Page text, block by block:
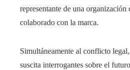
representante de una organización
colaborado con la marca.
Simultáneamente al conflicto
suscita interrogantes sobre el